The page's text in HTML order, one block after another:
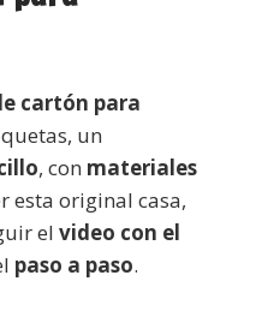
cartón para
un
, con materiales
esta original casa,
el video con el
paso a paso.